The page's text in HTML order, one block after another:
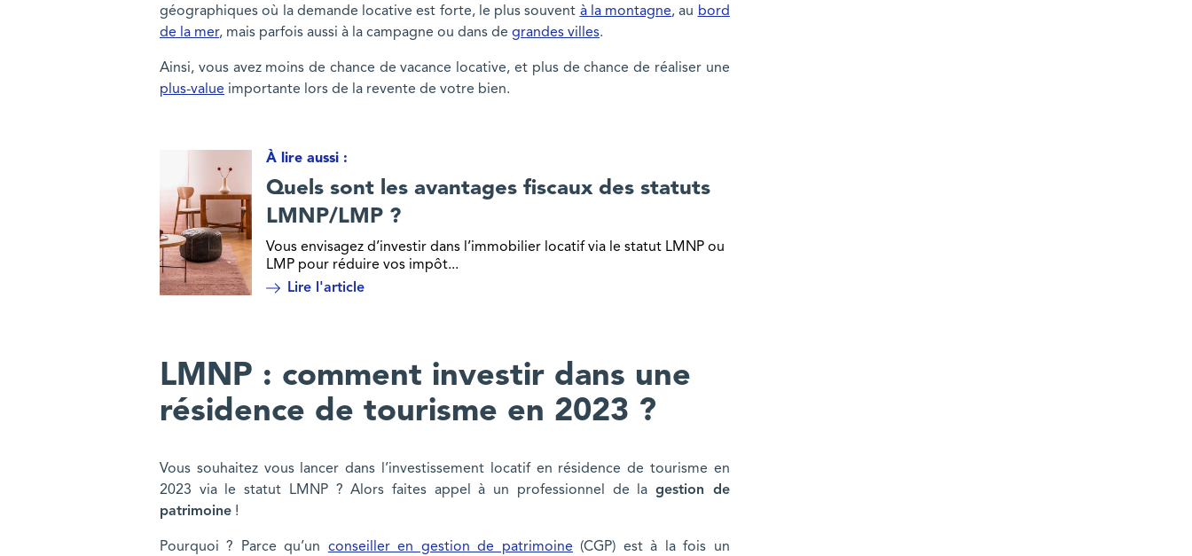
géographiques où la demande locative est forte, le plus souvent à la montagne, au bord
de la mer, mais parfois aussi à la campagne ou dans degrandes villes.
Ainsi, vous avez moins de chance de vacance locative, et plus de chance de réaliser une
plus-value importante lors de la revente de votre bien.
Quels sont les avantages fiscaux des statuts LMNP/LMP ?
À lire aussi :
Quels sont les avantages fiscaux des statuts
LMNP/LMP ?
Vous envisagez d’investir dans l’immobilier locatif via le statut LMNP ou
LMP pour réduire vos impôt...
Lire l'article
LMNP : comment investir dans une
résidence de tourisme en 2023 ?
Vous souhaitez vous lancer dans l’investissement locatif en résidence de tourisme en
2023 via le statut LMNP ? Alors faites appel à un professionnel de la gestion de
patrimoine !
Pourquoi ? Parce qu’un conseiller en gestion de patrimoine (CGP) est à la fois un